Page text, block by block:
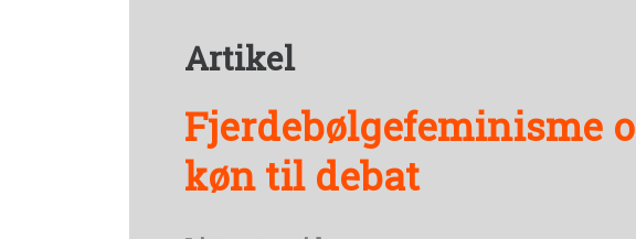
Artikel
Fjerdebølgefeminisme
køn til debat